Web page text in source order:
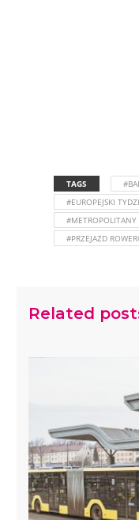
TAGS
#EUROPEJSKI
#PRZEJAZD
Related